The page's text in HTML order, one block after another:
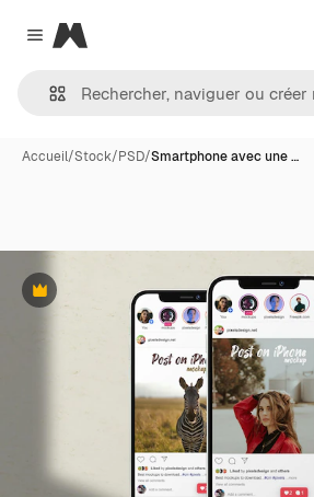
Close menu
Magnific
Accueil/Stock/PSD/Smartphone avec une …
Premium